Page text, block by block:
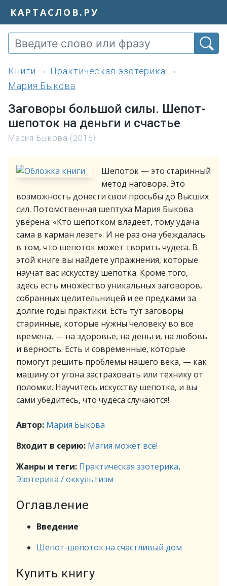
КАРТАСЛОВ.РУ
книги
Практическая эзотерика
Мария Быкова
Заговоры большой силы. Шепот-
шепоток на деньги и счастье
Мария Быкова (2016)
Шепоток — это старинный
метод наговора. Это
возможность донести свои просьбы до Высших
сил. Потомственная шептуха Мария Быкова
уверена: «Кто шепотком владеет, тому удача
сама в карман лезет». И не раз она убеждалась
в том, что шепоток может творить чудеса. В
этой книге вы найдете упражнения, которые
научат вас искусству шепотка. Кроме того,
здесь есть множество уникальных заговоров,
собранных целительницей и ее предками за
долгие годы практики. Есть тут заговоры
старинные, которые нужны человеку во все
времена, — на здоровье, на деньги, на любовь
и верность. Есть и современные, которые
помогут решить проблемы нашего века, — как
машину от угона застраховать или технику от
поломки. Научитесь искусству шепотка, и вы
сами убедитесь, что чудеса случаются!
Автор: Мария Быкова
Входит в серию: Магия может всё!
Жанры и теги: Практическая эзотерика,
Эзотерика / оккультизм
Оглавление
Введение
Шепот-шепоток на счастливый дом
Купить книгу